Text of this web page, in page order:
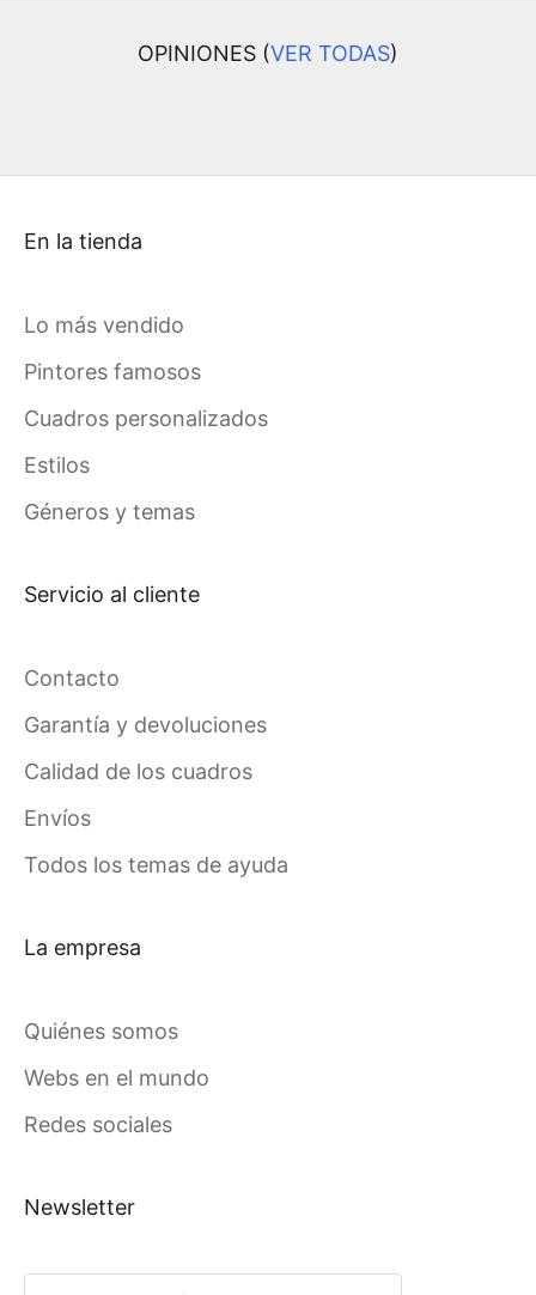
OPINIONES (VER TODAS)
En la tienda
Lo más vendido
Pintores famosos
Cuadros personalizados
Estilos
Géneros y temas
Servicio al cliente
Contacto
Garantía y devoluciones
Calidad de los cuadros
Envíos
Todos los temas de ayuda
La empresa
Quiénes somos
Webs en el mundo
Redes sociales
Newsletter